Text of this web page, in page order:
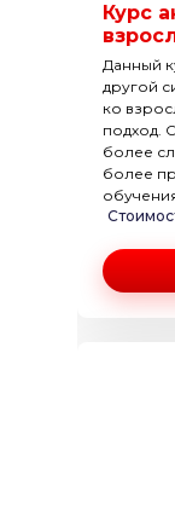
Курс
Данный
другой
ко
подход.
более
более